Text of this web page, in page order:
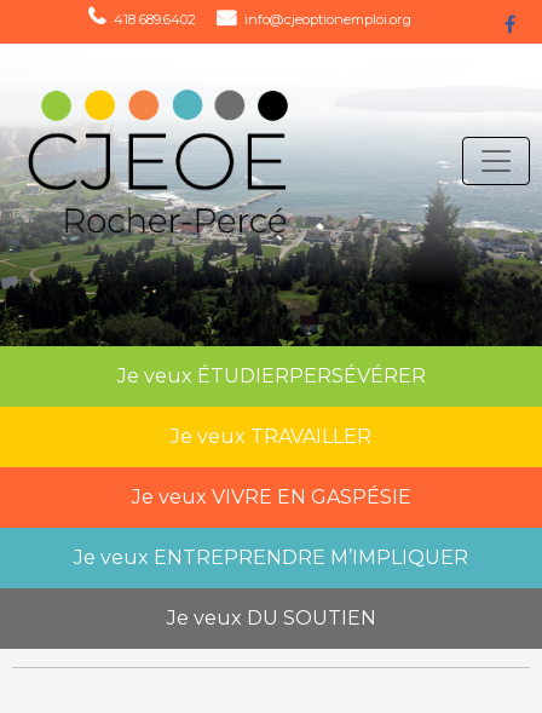
418 689.6402 info@cjeoptionemploi.org
Je veux ÉTUDIERPERSÉVÉRER
Je veux TRAVAILLER
Je veux VIVRE EN GASPÉSIE
Je veux ENTREPRENDRE M’IMPLIQUER
Je veux DU SOUTIEN